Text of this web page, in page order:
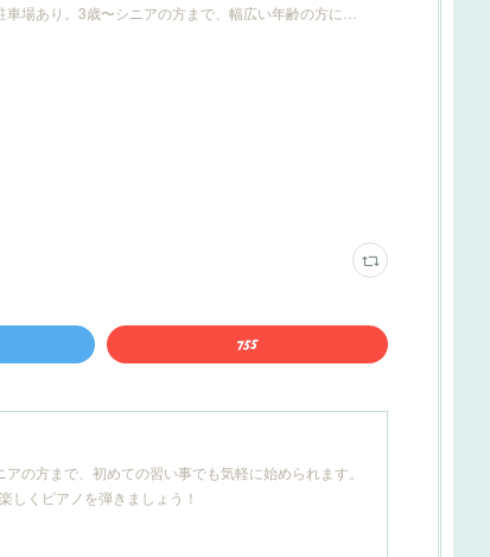
場あり。3歳〜シニアの方まで、幅広い年齢の方に…
の方まで、初めての習い事でも気軽に始められます。
しくピアノを弾きましょう！